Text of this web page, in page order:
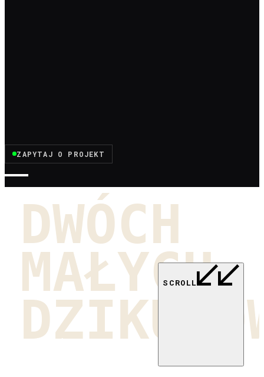
ZAPYTAJ O PROJEKT
DWÓCH
MAŁYCH
Wydawnictwo AUCH
SCROLL